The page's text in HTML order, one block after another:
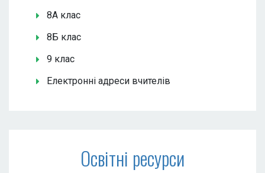
8А клас
8Б клас
9 клас
Електронні адреси вчителів
Освітні ресурси